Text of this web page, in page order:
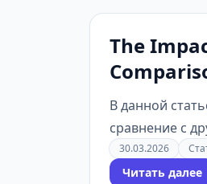
The
В данной
сравнение с
30.03.2026
Читать далее